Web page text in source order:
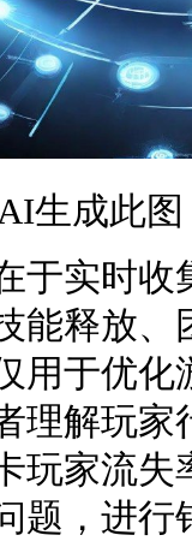
生成此
实时收
能释放
用于优
理解玩
玩家流
题，进行